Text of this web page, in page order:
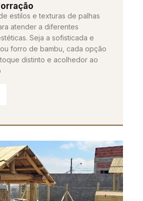
estilos e texturas de palhas
atender a diferentes
Seja a sofisticada e
forro de bambu, cada opção
distinto e acolhedor ao